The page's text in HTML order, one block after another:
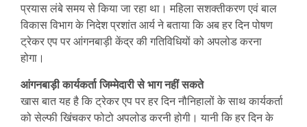
प्रयास लंबे समय से किया जा रहा था। महिला सशक्तीकरण एवं बाल
विकास विभाग के निदेश प्रशांत आर्य ने बताया कि अब हर दिन पोषण
ट्रेकर एप पर आंगनबाड़ी केंद्र की गतिविधियों को अपलोड करना
होगा।
आंगनबाड़ी कार्यकर्ता जिम्मेदारी से भाग नहीं सकते
खास बात यह है कि ट्रेकर एप पर हर दिन नौनिहालों के साथ कार्यकर्ता
को सेल्फी खिंचकर फोटो अपलोड करनी होगी। यानी कि हर दिन के